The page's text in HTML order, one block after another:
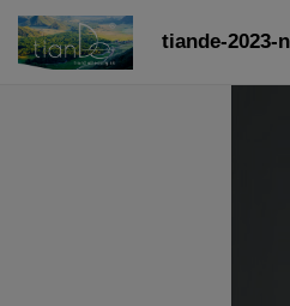
tiande-2023-